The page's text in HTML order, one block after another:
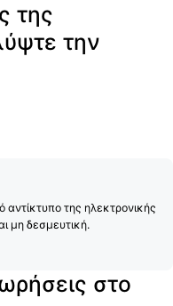
της
την
αντίκτυπο της ηλεκτρονικής
μη δεσμευτική.
στο